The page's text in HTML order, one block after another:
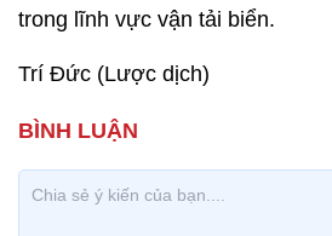
trong lĩnh vực vận tải biển.
Trí Đức (Lược dịch)